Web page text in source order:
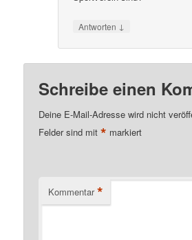
Antworten ↓
Schreibe einen
Deine E-Mail-Adresse wird nicht
Felder sind mit* markiert
Kommentar *